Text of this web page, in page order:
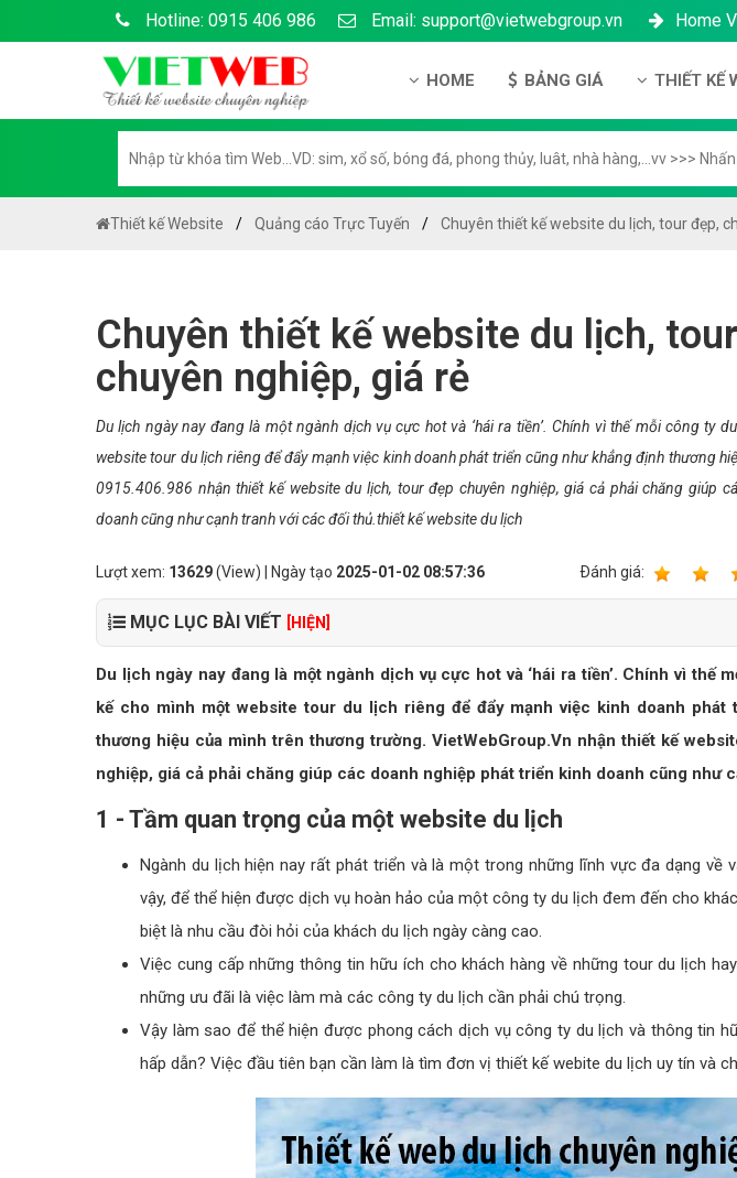
Hotline: 0915 406 986 Email: support@vietwebgroup.vn Home
HOME
Hướng dẫn thanh toán
Chính sách bảo hành & bảo trì
Liên hệ công ty
Chính sách đại lý
BẢNG GIÁ
Bảng giá thiết kế App Android
Bảng giá thuê VPS
Bảng giá SSL - HTTTS
Bảng giá Email theo tên miền
Bảng giá quảng cáo Google
Bảng giá quảng cáo Banner
THIẾT KẾ
Thiết kế
Thiết kế Website Quảng cáo Trực Tuyến Chuyên thiết kế website du lịch, tour đẹp,
Chuyên thiết kế website du lịch,
chuyên nghiệp, giá rẻ
Du lịch ngày nay đang là một ngành dịch vụ cực hot và ‘hái ra tiền’. Chính vì thế mỗi công ty
website tour du lịch riêng để đẩy mạnh việc kinh doanh phát triển cũng như khẳng định thương
0915.406.986 nhận thiết kế website du lịch, tour đẹp chuyên nghiệp, giá cả phải chăng giúp
doanh cũng như cạnh tranh với các đối thủ.thiết kế website du lịch
Lượt xem: 13629(View) | Ngày tạo 2025-01-02 08:57:36 Ðánh giá:
MỤC LỤC BÀI VIẾT [HIỆN]
Du lịch ngày nay đang là một ngành dịch vụ cực hot và ‘hái ra tiền’. Chính vì thế
kế cho mình một website tour du lịch riêng để đẩy mạnh việc kinh doanh phát
thương hiệu của mình trên thương trường. VietWebGroup.Vn nhậnthiết kế
nghiệp, giá cả phải chăng giúp các doanh nghiệp phát triển kinh doanh cũng như
1 - Tầm quan trọng của một website du lịch
Ngành du lịch hiện nay rất phát triển và là một trong những lĩnh vực đa dạng về
vậy, để thể hiện được dịch vụ hoàn hảo của một công ty du lịch đem đến cho
biệt là nhu cầu đòi hỏi của khách du lịch ngày càng cao.
Việc cung cấp những thông tin hữu ích cho khách hàng về những tour du lịch
những ưu đãi là việc làm mà các công ty du lịch cần phải chú trọng.
Vậy làm sao để thể hiện được phong cách dịch vụ công ty du lịch và thông tin
hấp dẫn? Việc đầu tiên bạn cần làm là tìm đơn vị thiết kế webite du lịch uy tín và